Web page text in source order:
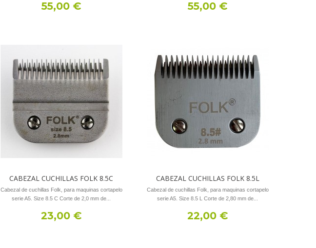
55,00 € 55,00 €
CABEZAL CUCHILLAS FOLK 8.5C
Cabezal de cuchillas Folk, para maquinas cortapelo
serie A5. Size 8.5 C Corte de 2,0 mm de...
23,00 €
CABEZAL CUCHILLAS FOLK 8.5L
Cabezal de cuchillas Folk, para maquinas cortapelo
serie A5. Size 8.5 L Corte de 2,80 mm de...
22,00 €